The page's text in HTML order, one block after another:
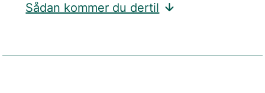
Sådan kommer du dertil